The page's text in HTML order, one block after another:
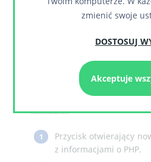
1
Przycisk otwierający
z informacjami o PHP.
zmienić swoje
DOSTOSUJ
Akceptuje